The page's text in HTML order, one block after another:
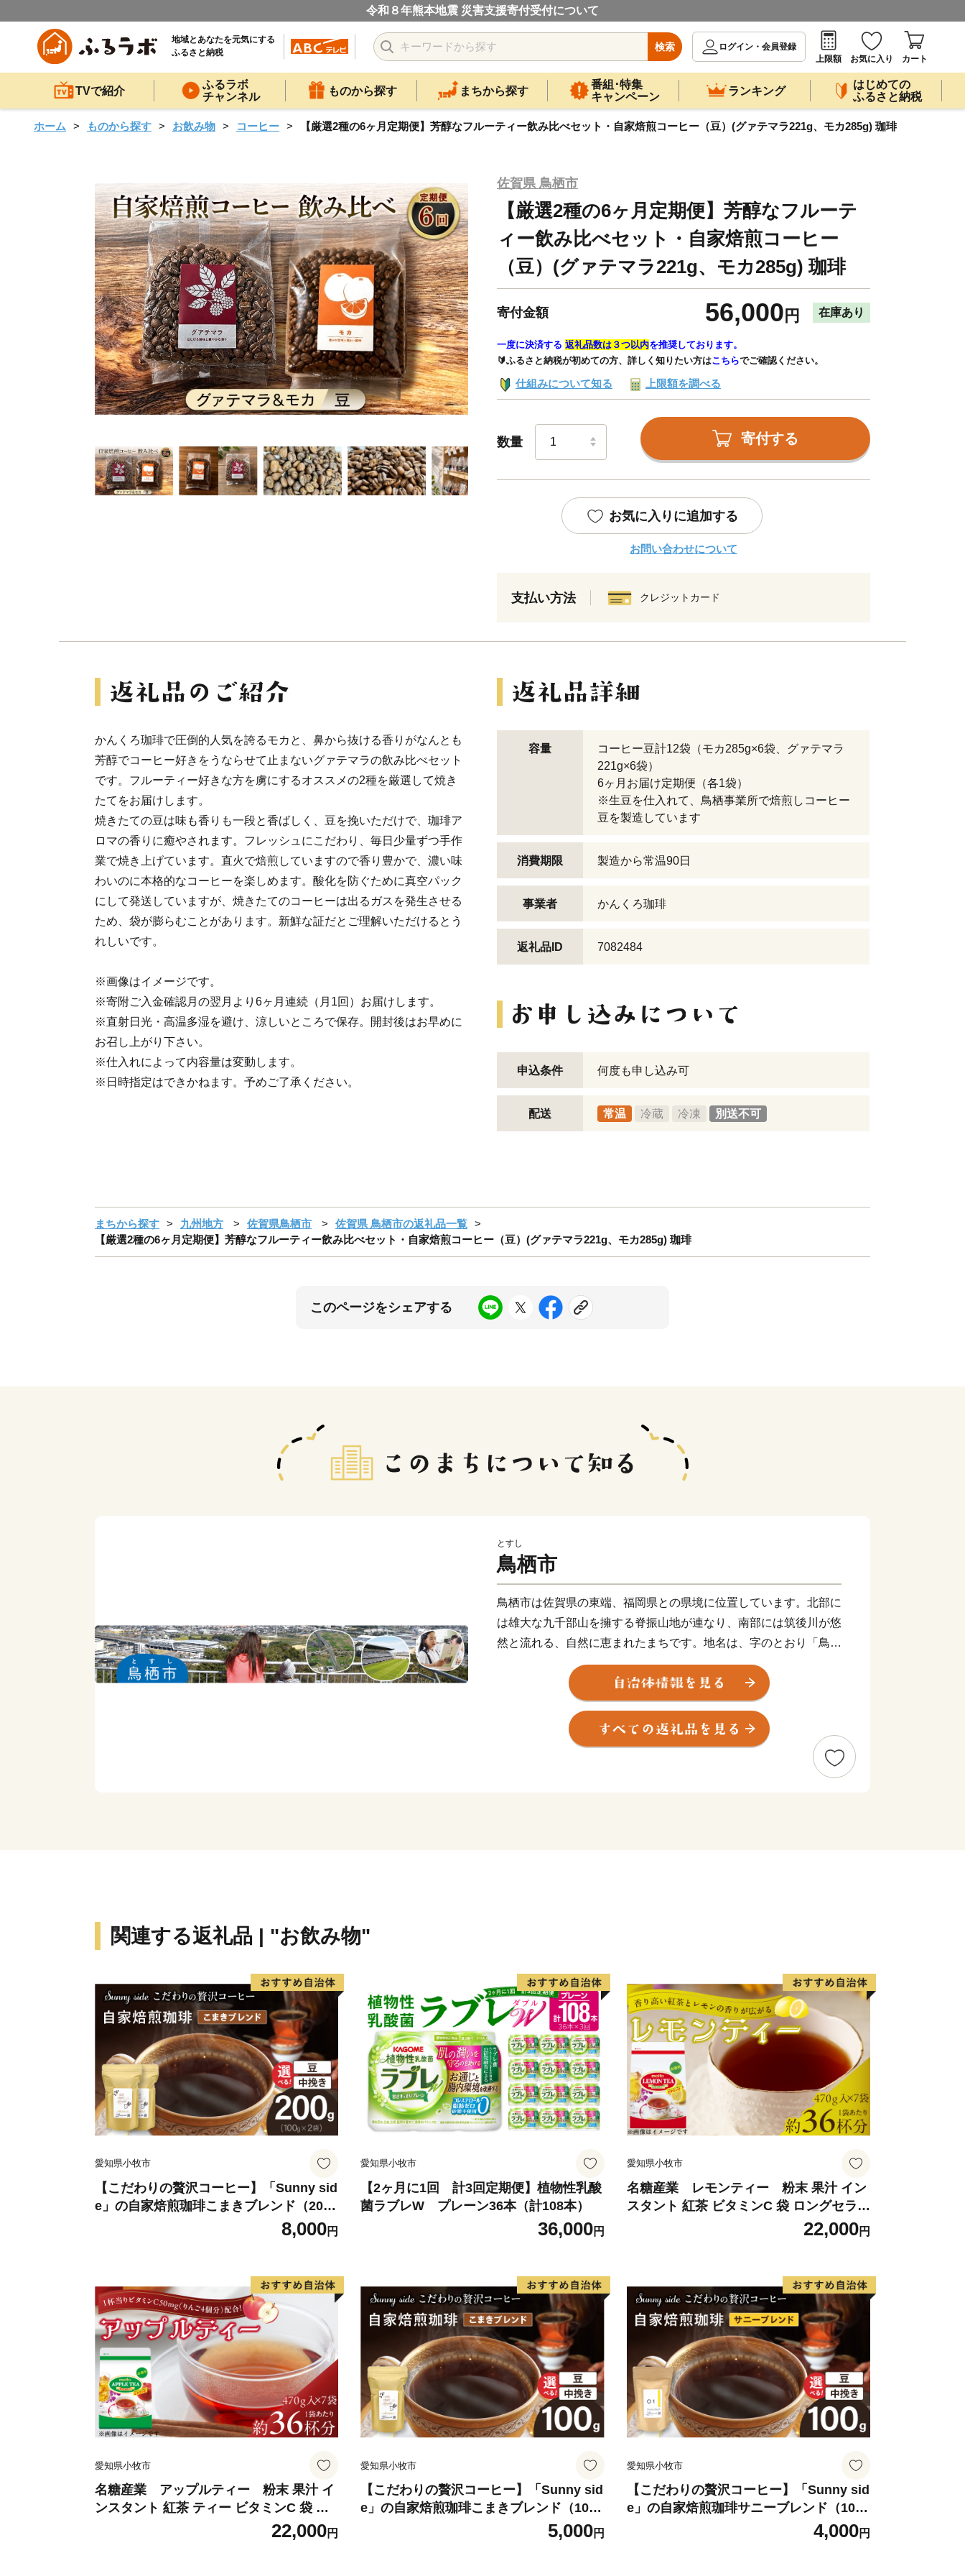
令和８年熊本地震 災害支援寄付受付について
地域とあなたを元気にする
ふるさと納税
検索
ログイン・会員登録
上限額
お気に入り カート
TVで紹介
ふるラボ
チャンネル
ものから探す まちから探す
番組･特集
キャンペーン
ランキング
はじめての
ふるさと納税
ホーム ものから探す お飲み物 コーヒー 【厳選2種の6ヶ月定期便】芳醇なフルーティー飲み比べセット・自家焙煎コーヒー（豆）(グァテマラ221g、モカ285g) 珈琲
佐賀県 鳥栖市
【厳選2種の6ヶ月定期便】芳醇なフルーテ
ィー飲み比べセット・自家焙煎コーヒー
（豆）(グァテマラ221g、モカ285g) 珈琲
寄付金額 56,000 円 在庫あり
一度に決済する 返礼品数は３つ以内を推奨しております。
🔰ふるさと納税が初めての方、詳しく知りたい方はこちらでご確認ください。
仕組みについて知る 上限額を調べる
数量 寄付する
お気に入りに追加する
お問い合わせについて
支払い方法 クレジットカード
かんくろ珈琲で圧倒的人気を誇るモカと、鼻から抜ける香りがなんとも
芳醇でコーヒー好きをうならせて止まないグァテマラの飲み比べセット
です。フルーティー好きな方を虜にするオススメの2種を厳選して焼き
たてをお届けします。
焼きたての豆は味も香りも一段と香ばしく、豆を挽いただけで、珈琲ア
ロマの香りに癒やされます。フレッシュにこだわり、毎日少量ずつ手作
業で焼き上げています。直火で焙煎していますので香り豊かで、濃い味
わいのに本格的なコーヒーを楽しめます。酸化を防ぐために真空パック
にして発送していますが、焼きたてのコーヒーは出るガスを発生させる
ため、袋が膨らむことがあります。新鮮な証だとご理解いただけるとう
れしいです。
※画像はイメージです。
※寄附ご入金確認月の翌月より6ヶ月連続（月1回）お届けします。
※直射日光・高温多湿を避け、涼しいところで保存。開封後はお早めに
お召し上がり下さい。
※仕入れによって内容量は変動します。
※日時指定はできかねます。予めご了承ください。
容量
コーヒー豆計12袋（モカ285g×6袋、グァテマラ
221g×6袋）
6ヶ月お届け定期便（各1袋）
※生豆を仕入れて、鳥栖事業所で焙煎しコーヒー
豆を製造しています
消費期限 製造から常温90日
事業者 かんくろ珈琲
返礼品ID 7082484
申込条件 何度も申し込み可
配送 常温 冷蔵 冷凍 別送不可
まちから探す 九州地方 佐賀県鳥栖市
佐賀県 鳥栖市の返礼品一覧
【厳選2種の6ヶ月定期便】芳醇なフルーティー飲み比べセット・自家焙煎コーヒー（豆）(グァテマラ221g、モカ285g) 珈琲
このページをシェアする
とすし
鳥栖市
鳥栖市は佐賀県の東端、福岡県との県境に位置しています。北部に
は雄大な九千部山を擁する脊振山地が連なり、南部には筑後川が悠
然と流れる、自然に恵まれたまちです。地名は、字のとおり「鳥の
栖（すみか）」という意味で、市内全域でメジロやカササギなど多
くの野鳥を見ることができます。
また、鳥栖市は長崎街道が分岐する場所でしたので、古くから人・
モノ・文化が交わるまちです。九州の陸上交通の要衝という地理的
優位性を活かして、九州の物流の拠点として発展を遂げてきまし
関連する返礼品 | "お飲み物"
愛知県小牧市
【こだわりの贅沢コーヒー】「Sunny sid
e」の自家焙煎珈琲こまきブレンド（200
8,000円
愛知県小牧市
【2ヶ月に1回 計3回定期便】植物性乳酸
菌ラブレW プレーン36本（計108本）
36,000円
愛知県小牧市
名糖産業 レモンティー 粉末 果汁 イン
スタント 紅茶 ビタミンC 袋 ロングセラー
粉末飲料 粉末茶 簡単 手軽 ホット アイス
22,000円
愛知県小牧市
名糖産業 アップルティー 粉末 果汁 イ
ンスタント 紅茶 ティー ビタミンC 袋 ロ
ングセラー 粉末飲料 粉末茶 簡単 手軽 ホ
22,000円
愛知県小牧市
【こだわりの贅沢コーヒー】「Sunny sid
e」の自家焙煎珈琲こまきブレンド（100
5,000円
愛知県小牧市
【こだわりの贅沢コーヒー】「Sunny sid
e」の自家焙煎珈琲サニーブレンド（100
4,000円